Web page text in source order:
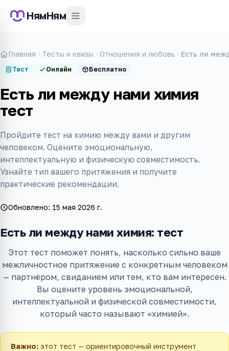
НямНям
Главная Тесты и квизы Отношения и любовь Есть ли
Тест Онлайн Бесплатно
Есть ли между нами химия
тест
Пройдите тест на химию между вами и другим
человеком. Оцените эмоциональную,
интеллектуальную и физическую совместимость.
Узнайте тип вашего притяжения и получите
практические рекомендации.
Обновлено: 15 мая 2026 г.
Есть ли между нами химия: тест
Этот тест поможет понять, насколько сильно ваше
межличностное притяжение с конкретным человеком
— партнёром, свиданием или тем, кто вам интересен.
Вы оцените уровень эмоциональной,
интеллектуальной и физической совместимости,
который часто называют «химией».
Важно: этот тест — ориентировочный инструмент